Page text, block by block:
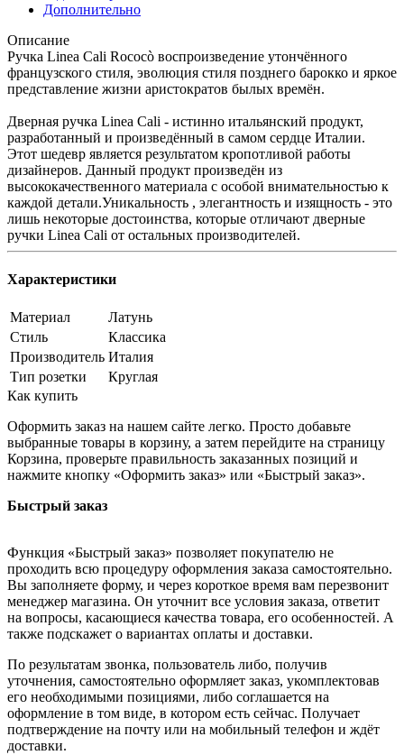
Дополнительно
Описание
Ручка Linea Cali Rococò воспроизведение утончённого
французского стиля, эволюция стиля позднего барокко и яркое
представление жизни аристократов былых времён.
Дверная ручка Linea Cali - истинно итальянский продукт,
разработанный и произведённый в самом сердце Италии.
Этот шедевр является результатом кропотливой работы
дизайнеров. Данный продукт произведён из
высококачественного материала с особой внимательностью к
каждой детали.Уникальность , элегантность и изящность - это
лишь некоторые достоинства, которые отличают дверные
ручки Linea Cali от остальных производителей.
Характеристики
Материал
Латунь
Стиль
Классика
Производитель Италия
Тип розетки
Круглая
Как купить
Оформить заказ на нашем сайте легко. Просто добавьте
выбранные товары в корзину, а затем перейдите на страницу
Корзина, проверьте правильность заказанных позиций и
нажмите кнопку «Оформить заказ» или «Быстрый заказ».
Быстрый заказ
Функция «Быстрый заказ» позволяет покупателю не
проходить всю процедуру оформления заказа самостоятельно.
Вы заполняете форму, и через короткое время вам перезвонит
менеджер магазина. Он уточнит все условия заказа, ответит
на вопросы, касающиеся качества товара, его особенностей. А
также подскажет о вариантах оплаты и доставки.
По результатам звонка, пользователь либо, получив
уточнения, самостоятельно оформляет заказ, укомплектовав
его необходимыми позициями, либо соглашается на
оформление в том виде, в котором есть сейчас. Получает
подтверждение на почту или на мобильный телефон и ждёт
доставки.